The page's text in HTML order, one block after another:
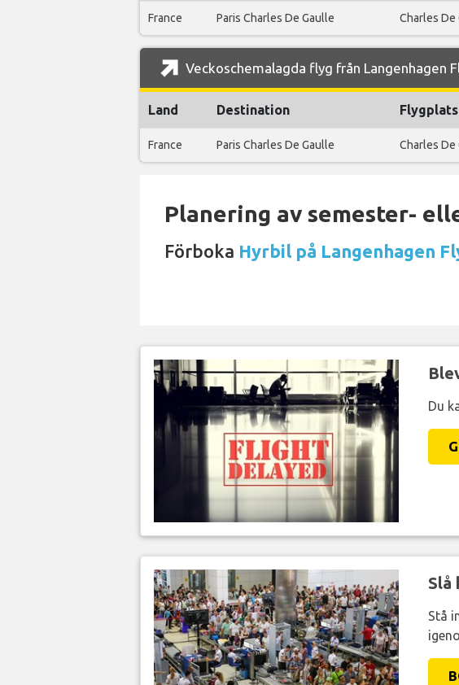
France Paris Charles De Gaulle Charles De
Veckoschemalagda flyg från Langenhagen
Land Destination Flygplats
France Paris Charles De Gaulle Charles De
Planering av semester-
Förboka Hyrbil på Langenhagen
Du
Slå
Stå